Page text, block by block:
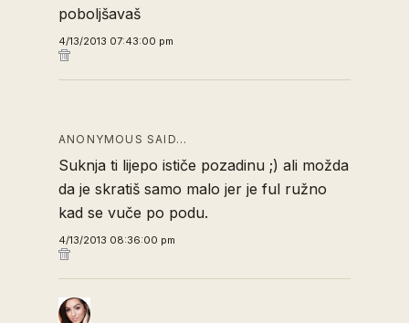
poboljšavaš
4/13/2013 07:43:00 pm
ANONYMOUS SAID…
Suknja ti lijepo ističe pozadinu ;) ali možda
da je skratiš samo malo jer je ful ružno
kad se vuče po podu.
4/13/2013 08:36:00 pm